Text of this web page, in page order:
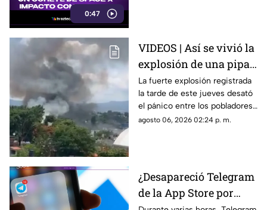
0:47
VIDEOS | Así se vivió la
explosión de una pipa
de gas en la colonia Las
Granjas, Cuernavaca
La fuerte explosión registrada
la tarde de este jueves desató
el pánico entre los pobladores
de la colonia Las Granjas.
agosto 06, 2026 02:24 p. m.
¿Desapareció Telegram
de la App Store por